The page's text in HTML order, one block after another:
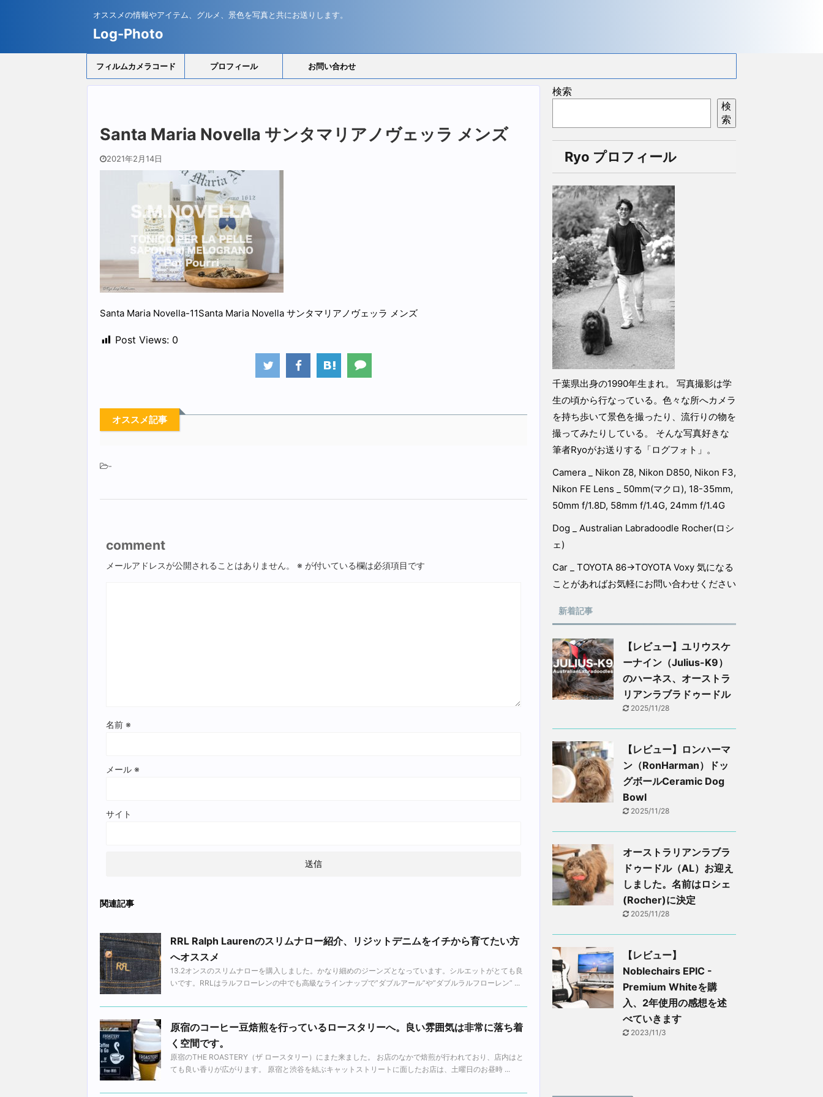
オススメの情報やアイテム、グルメ、景色を写真と共にお送りします。
Log-Photo
フィルムカメラコード プロフィール お問い合わせ
Santa Maria Novella サンタマリアノヴェッラ メンズ
2021年2月14日
Santa Maria Novella-11Santa Maria Novella サンタマリアノヴェッラ メンズ
Post Views: 0
オススメ記事
-
comment
メールアドレスが公開されることはありません。 ※ が付いている欄は必須項目です
名前 ※
メール ※
サイト
関連記事
RRL Ralph Laurenのスリムナロー紹介、リジットデニムをイチから育てたい方
へオススメ
13.2オンスのスリムナローを購入しました。かなり細めのジーンズとなっています。シルエットがとても良
いです。RRLはラルフローレンの中でも高級なラインナップで”ダブルアール”や”ダブルラルフローレン” ...
原宿のコーヒー豆焙煎を行っているロースタリーへ。良い雰囲気は非常に落ち着
く空間です。
原宿のTHE ROASTERY（ザ ロースタリー）にまた来ました。 お店のなかで焙煎が行われており、店内はと
ても良い香りが広がります。 原宿と渋谷を結ぶキャットストリートに面したお店は、土曜日のお昼時 ...
検索
検
索
Ryo プロフィール
千葉県出身の1990年生まれ。 写真撮影は学
生の頃から行なっている。色々な所へカメラ
を持ち歩いて景色を撮ったり、流行りの物を
撮ってみたりしている。 そんな写真好きな
筆者Ryoがお送りする「ログフォト」。
Camera _ Nikon Z8, Nikon D850, Nikon F3,
Nikon FE Lens _ 50mm(マクロ), 18-35mm,
50mm f/1.8D, 58mm f/1.4G, 24mm f/1.4G
Dog _ Australian Labradoodle Rocher(ロシ
ェ)
Car _ TOYOTA 86→TOYOTA Voxy 気になる
ことがあればお気軽にお問い合わせください
新着記事
【レビュー】ユリウスケ
ーナイン（Julius-K9）
のハーネス、オーストラ
リアンラブラドゥードル
2025/11/28
【レビュー】ロンハーマ
ン（RonHarman）ドッ
グボールCeramic Dog
Bowl
2025/11/28
オーストラリアンラブラ
ドゥードル（AL）お迎え
しました。名前はロシェ
(Rocher)に決定
2025/11/28
【レビュー】
Noblechairs EPIC -
Premium Whiteを購
入、2年使用の感想を述
べていきます
2023/11/3